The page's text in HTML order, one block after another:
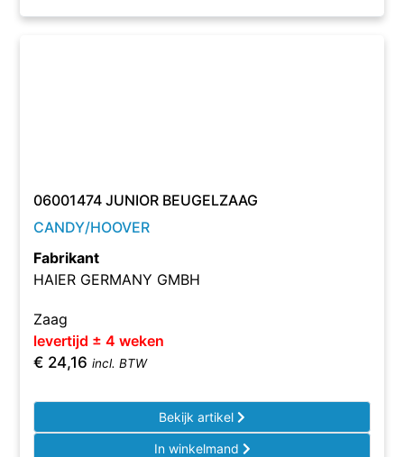
06001474 JUNIOR BEUGELZAAG
CANDY/HOOVER
Fabrikant
HAIER GERMANY GMBH
Zaag
levertijd ± 4 weken
€ 24,16 incl. BTW
Bekijk artikel
In winkelmand